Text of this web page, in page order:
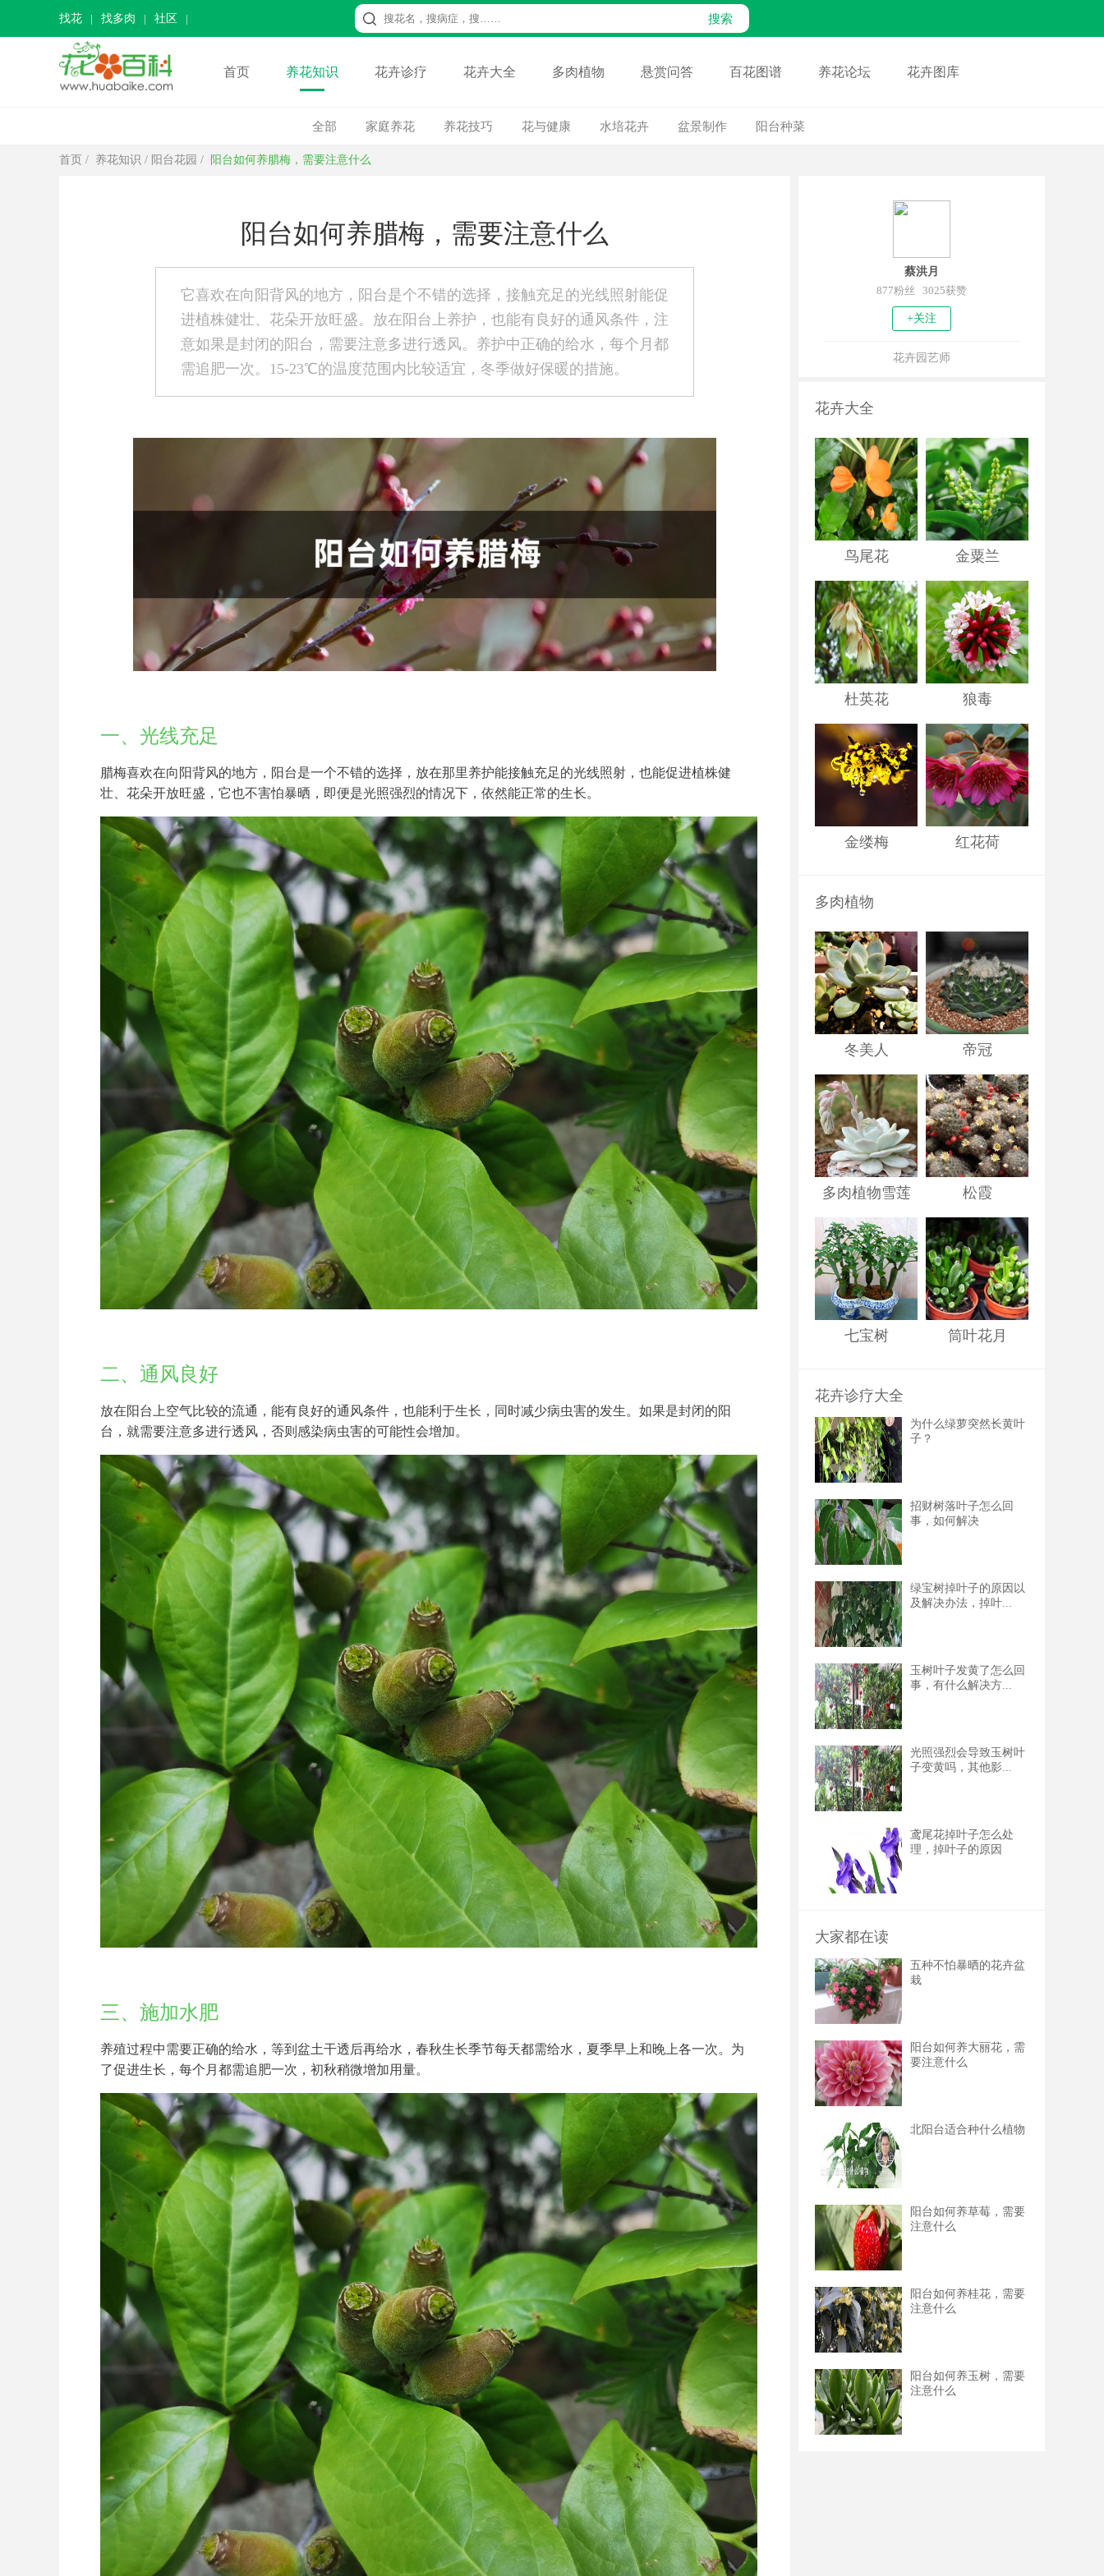
找花 找多肉 社区
首页 养花知识 花卉诊疗 花卉大全 多肉植物 悬赏问答 百花图谱 养花论坛 花卉图库
全部 家庭养花 养花技巧 花与健康 水培花卉 盆景制作 阳台种菜
首页 / 养花知识 / 阳台花园 / 阳台如何养腊梅，需要注意什么
阳台如何养腊梅，需要注意什么
它喜欢在向阳背风的地方，阳台是个不错的选择，接触充足的光线照射能促
进植株健壮、花朵开放旺盛。放在阳台上养护，也能有良好的通风条件，注
意如果是封闭的阳台，需要注意多进行透风。养护中正确的给水，每个月都
需追肥一次。15-23℃的温度范围内比较适宜，冬季做好保暖的措施。
一、光线充足
腊梅喜欢在向阳背风的地方，阳台是一个不错的选择，放在那里养护能接触充足的光线照射，也能促进植株健
壮、花朵开放旺盛，它也不害怕暴晒，即便是光照强烈的情况下，依然能正常的生长。
二、通风良好
放在阳台上空气比较的流通，能有良好的通风条件，也能利于生长，同时减少病虫害的发生。如果是封闭的阳
台，就需要注意多进行透风，否则感染病虫害的可能性会增加。
三、施加水肥
养殖过程中需要正确的给水，等到盆土干透后再给水，春秋生长季节每天都需给水，夏季早上和晚上各一次。为
了促进生长，每个月都需追肥一次，初秋稍微增加用量。
蔡洪月
877粉丝 3025获赞
+关注
花卉园艺师
花卉大全
鸟尾花 金粟兰
杜英花 狼毒
金缕梅 红花荷
多肉植物
冬美人 帝冠
多肉植物雪莲 松霞
七宝树 筒叶花月
花卉诊疗大全
为什么绿萝突然长黄叶
子？
招财树落叶子怎么回
事，如何解决
绿宝树掉叶子的原因以
及解决办法，掉叶...
玉树叶子发黄了怎么回
事，有什么解决方...
光照强烈会导致玉树叶
子变黄吗，其他影...
鸢尾花掉叶子怎么处
理，掉叶子的原因
大家都在读
五种不怕暴晒的花卉盆
栽
阳台如何养大丽花，需
要注意什么
北阳台适合种什么植物
阳台如何养草莓，需要
注意什么
阳台如何养桂花，需要
注意什么
阳台如何养玉树，需要
注意什么